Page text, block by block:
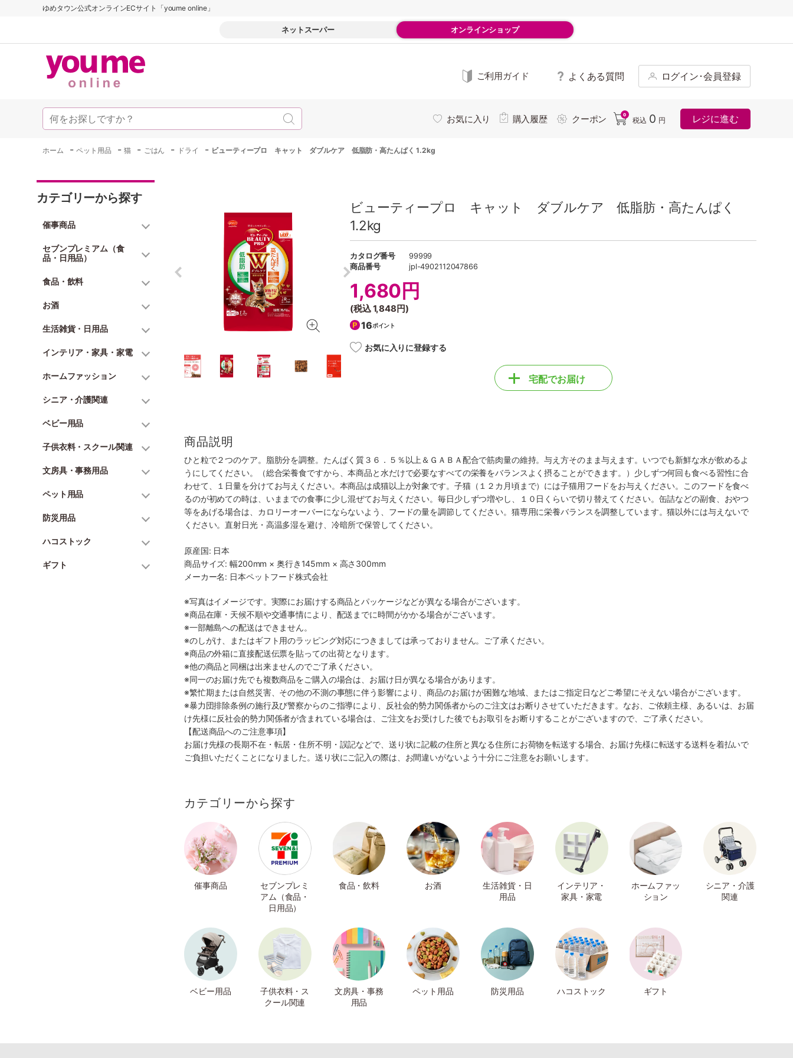
ゆめタウン公式オンラインECサイト「youme online」
ネットスーパー オンラインショップ
ご利用ガイド よくある質問 ログイン･会員登録
お気に入り 購入履歴 クーポン 0
税込 0 円 レジに進む
ホーム -ペット用品 -猫 - ごはん - ドライ - ビューティープロ キャット ダブルケア 低脂肪・高たんぱく 1.2kg
カテゴリーから探す
催事商品
セブンプレミアム（食
品・日用品）
食品・飲料
お酒
生活雑貨・日用品
インテリア・家具・家電
ホームファッション
シニア・介護関連
ベビー用品
子供衣料・スクール関連
文房具・事務用品
ペット用品
防災用品
ハコストック
ギフト
ビューティープロ キャット ダブルケア 低脂肪・高たんぱく
1.2kg
カタログ番号
99999
商品番号
jpl-4902112047866
1,680円
(税込1,848円)
16ポイント
お気に入りに登録する
宅配でお届け
商品説明
ひと粒で２つのケア。脂肪分を調整。たんぱく質３６．５％以上＆ＧＡＢＡ配合で筋肉量の維持。与え方そのまま与えます。いつでも新鮮な水が飲めるよ
うにしてください。（総合栄養食ですから、本商品と水だけで必要なすべての栄養をバランスよく摂ることができます。）少しずつ何回も食べる習性に合
わせて、１日量を分けてお与えください。本商品は成猫以上が対象です。子猫（１２カ月頃まで）には子猫用フードをお与えください。このフードを食べ
るのが初めての時は、いままでの食事に少し混ぜてお与えください。毎日少しずつ増やし、１０日くらいで切り替えてください。缶詰などの副食、おやつ
等をあげる場合は、カロリーオーバーにならないよう、フードの量を調節してください。猫専用に栄養バランスを調整しています。猫以外には与えないで
ください。直射日光・高温多湿を避け、冷暗所で保管してください。
原産国: 日本
商品サイズ: 幅200mm × 奥行き145mm × 高さ300mm
メーカー名: 日本ペットフード株式会社
※写真はイメージです。実際にお届けする商品とパッケージなどが異なる場合がございます。
※商品在庫・天候不順や交通事情により、配送までに時間がかかる場合がございます。
※一部離島への配送はできません。
※のしがけ、またはギフト用のラッピング対応につきましては承っておりません。ご了承ください。
※商品の外箱に直接配送伝票を貼っての出荷となります。
※他の商品と同梱は出来ませんのでご了承ください。
※同一のお届け先でも複数商品をご購入の場合は、お届け日が異なる場合があります。
※繁忙期または自然災害、その他の不測の事態に伴う影響により、商品のお届けが困難な地域、またはご指定日などご希望にそえない場合がございます。
※暴力団排除条例の施行及び警察からのご指導により、反社会的勢力関係者からのご注文はお断りさせていただきます。なお、ご依頼主様、あるいは、お届
け先様に反社会的勢力関係者が含まれている場合は、ご注文をお受けした後でもお取引をお断りすることがございますので、ご了承ください。
【配送商品へのご注意事項】
お届け先様の長期不在・転居・住所不明・誤記などで、送り状に記載の住所と異なる住所にお荷物を転送する場合、お届け先様に転送する送料を着払いで
ご負担いただくことになりました。送り状にご記入の際は、お間違いがないよう十分にご注意をお願いします。
カテゴリーから探す
催事商品
セブンプレミ
アム（食品・
日用品）
食品・飲料 お酒
生活雑貨・日
用品
インテリア・
家具・家電
ホームファッ
ション
シニア・介護
関連
ベビー用品
子供衣料・ス
クール関連
文房具・事務
用品
ペット用品 防災用品 ハコストック ギフト